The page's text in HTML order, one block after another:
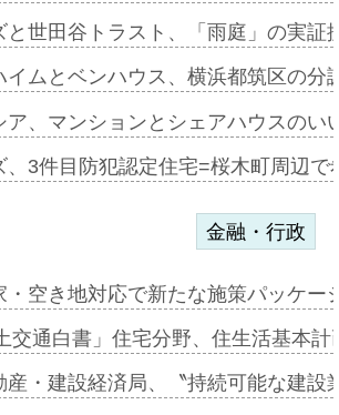
と世田谷トラスト、「雨庭」の実
イムとベンハウス、横浜都筑区の
ア、マンションとシェアハウスの
、3件目防犯認定住宅=桜木町周辺
金融・行政
・空き地対応で新たな施策パッケ
交通白書」住宅分野、住生活基本
産・建設経済局、〝持続可能な建